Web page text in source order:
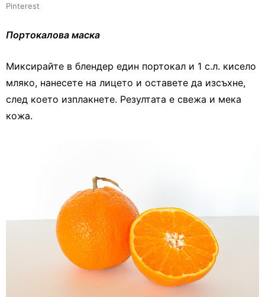
Pinterest
Портокалова маска
Миксирайте в блендер един портокал и 1 с.л. кисело
мляко, нанесете на лицето и оставете да изсъхне,
след което изплакнете. Резултата е свежа и мека
кожа.